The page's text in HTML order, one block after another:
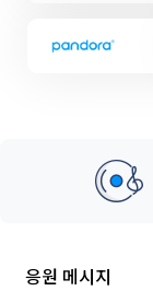
응원 메시지